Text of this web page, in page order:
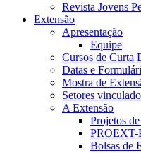
Revista Jovens
Extensão
Apresentação
Equipe
Cursos de Curta
Datas e
Mostra de
Setores
A Extensão
Projetos
PROEXT-
Bolsas de